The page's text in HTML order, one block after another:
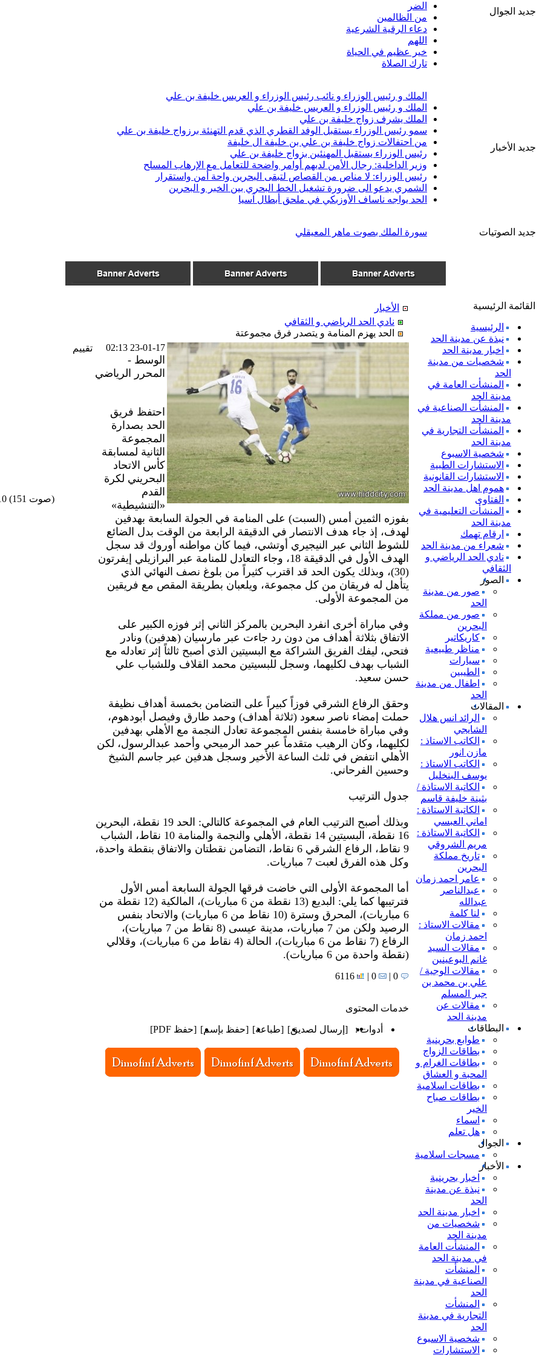
جديد الجوال
الضر
من الظالمين
دعاء الرقية الشرعية
اللهم
خير عظيم في الحياة
تارك الصلاة
جديد الأخبار
الملك و رئيس الوزراء و نائب رئيس الوزراء و العريس خليفة بن علي
الملك و رئيس الوزراء و العريس خليفة بن علي
الملك يشرف زواج خليفة بن علي
سمو رئيس الوزراء يستقبل الوفد القطري الذي قدم التهنئة برزواج خليفة بن علي
من احتفالات زواج خليفة بن علي بن خليفة ال خليفة
رئيس الوزراء يستقبل المهنئين بزواج خليفة بن علي
وزير الداخلية: رجال الأمن لديهم أوامر واضحة للتعامل مع الإرهاب المسلح
رئيس الوزراء: لا مناص من القصاص لتبقى البحرين واحة أمن واستقرار
الشمري يدعو الى ضرورة تشغيل الخط البحري بين الخبر و البحرين
الحد يواجه ناساف الأوزبكي في ملحق أبطال آسيا
جديد الصوتيات سورة الملك بصوت ماهر المعيقلي
القائمة الرئيسية
الرئيسية
نبذة عن مدينة الحد
اخبار مدينة الحد
شخصيات من مدينة
الحد
المنشأت العامة في
مدينة الحد
المنشأت الصناعية في
مدينة الحد
المنشأت التجارية في
مدينة الحد
شخصية الاسبوع
الاستشارات الطبية
الاستشارات القانونية
هموم اهل مدينة الحد
الفتاوى
المنشأت التعليمية في
مدينة الحد
ارقام تهمك
شعراء من مدينة الحد
نادي الحد الرياضي و
الثقافي
الصور
صور من مدينة
الحد
صور من مملكة
البحرين
كاريكاتير
مناظر طبيعية
سيارات
الطيبين
اطفال من مدينة
الحد
المقالات
الرائد انس هلال
الشايجي
الكاتب الاستاذ :
مازن انور
الكاتب الاستاذ :
يوسف البنخليل
الكاتبة الاستاذة /
بثينة خليفة قاسم
الكاتبة الاستاذة :
اماني العبسي
الكاتبة الاستاذة :
مريم الشروقي
تاريخ مملكة
البحرين
عامر احمد زمان
عبدالناصر
عبدالله
لنا كلمة
مقالات الاستاذ :
احمد زمان
مقالات السيد
غانم البوعينين
مقالات الوجية /
علي بن محمد بن
جبر المسلم
مقالات عن
مدينة الحد
البطاقات
طوابع بحرينية
بطاقات الزواج
بطاقات الغرام و
المحبة و العشاق
بطاقات اسلامية
بطاقات صباح
الخير
اسماء
هل تعلم
الجوال
مسجات اسلامية
الأخبار
اخبار بحرينية
نبذة عن مدينة
الحد
اخبار مدينة الحد
شخصيات من
مدينة الحد
المنشأت العامة
في مدينة الحد
المنشأت
الصناعية في مدينة
الحد
المنشأت
التجارية في مدينة
الحد
شخصية الاسبوع
الاستشارات
الأخبار
نادي الحد الرياضي و الثقافي
الحد يهزم المنامة و يتصدر فرق مجموعتة
23-01-17 02:13
الوسط -
المحرر الرياضي
احتفظ فريق
الحد بصدارة
المجموعة
الثانية لمسابقة
كأس الاتحاد
البحريني لكرة
القدم
«التنشيطية»
بفوزه الثمين أمس (السبت) على المنامة في الجولة السابعة بهدفين
لهدف، إذ جاء هدف الانتصار في الدقيقة الرابعة من الوقت بدل الضائع
للشوط الثاني عبر النيجيري أوتشي، فيما كان مواطنه أوروك قد سجل
الهدف الأول في الدقيقة 18، وجاء التعادل للمنامة عبر البرازيلي إيفرتون
(30)، وبذلك يكون الحد قد اقترب كثيراً من بلوغ نصف النهائي الذي
يتأهل له فريقان من كل مجموعة، ويلعبان بطريقة المقص مع فريقين
من المجموعة الأولى.
وفي مباراة أخرى انفرد البحرين بالمركز الثاني إثر فوزه الكبير على
الاتفاق بثلاثة أهداف من دون رد جاءت عبر مارسيان (هدفين) ونادر
فتحي، ليفك الفريق الشراكة مع البسيتين الذي أصبح ثالثاً إثر تعادله مع
الشباب بهدف لكليهما، وسجل للبسيتين محمد القلاف وللشباب علي
حسن سعيد.
وحقق الرفاع الشرقي فوزاً كبيراً على التضامن بخمسة أهداف نظيفة
حملت إمضاء ناصر سعود (ثلاثة أهداف) وحمد طارق وفيصل أبودهوم،
وفي مباراة خامسة بنفس المجموعة تعادل النجمة مع الأهلي بهدفين
لكليهما، وكان الرهيب متقدماً عبر حمد الرميحي وأحمد عبدالرسول، لكن
الأهلي انتفض في ثلث الساعة الأخير وسجل هدفين عبر جاسم الشيخ
وحسين الفرحاني.
جدول الترتيب
وبذلك أصبح الترتيب العام في المجموعة كالتالي: الحد 19 نقطة، البحرين
16 نقطة، البسيتين 14 نقطة، الأهلي والنجمة والمنامة 10 نقاط، الشباب
9 نقاط، الرفاع الشرقي 6 نقاط، التضامن نقطتان والاتفاق بنقطة واحدة،
وكل هذه الفرق لعبت 7 مباريات.
أما المجموعة الأولى التي خاضت فرقها الجولة السابعة أمس الأول
فترتيبها كما يلي: البديع (13 نقطة من 6 مباريات)، المالكية (12 نقطة من
6 مباريات)، المحرق وسترة (10 نقاط من 6 مباريات) والاتحاد بنفس
الرصيد ولكن من 7 مباريات، مدينة عيسى (8 نقاط من 7 مباريات)،
الرفاع (7 نقاط من 6 مباريات)، الحالة (4 نقاط من 6 مباريات)، وقلالي
(نقطة واحدة من 6 مباريات).
خدمات المحتوى
أدوات : [ إرسال لصديق]
[طباعة]
[حفظ بإسم]
[حفظ PDF ]
تقييم
/10 (151 صوت)